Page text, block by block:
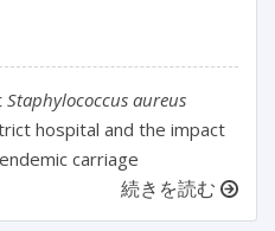
Staphylococcus aureus
hospital and the impact
carriage
続きを読む